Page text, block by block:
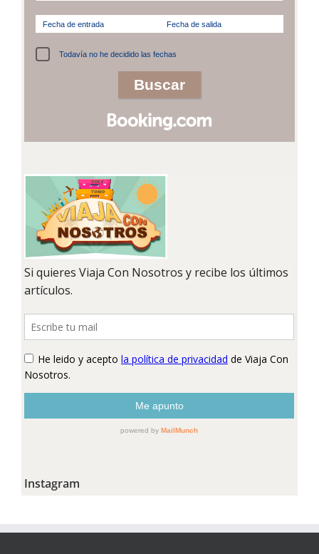
Fecha de entrada Fecha de salida
Todavía no he decidido las fechas
Instagram